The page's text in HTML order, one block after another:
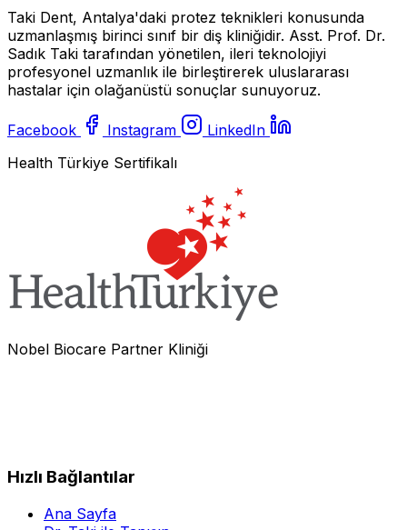
Taki Dent, Antalya'daki protez teknikleri konusunda
uzmanlaşmış birinci sınıf bir diş kliniğidir. Asst. Prof. Dr.
Sadık Taki tarafından yönetilen, ileri teknolojiyi
profesyonel uzmanlık ile birleştirerek uluslararası
hastalar için olağanüstü sonuçlar sunuyoruz.
Facebook Instagram
LinkedIn
Health Türkiye Sertifikalı
Nobel Biocare Partner Kliniği
Hızlı Bağlantılar
Ana Sayfa